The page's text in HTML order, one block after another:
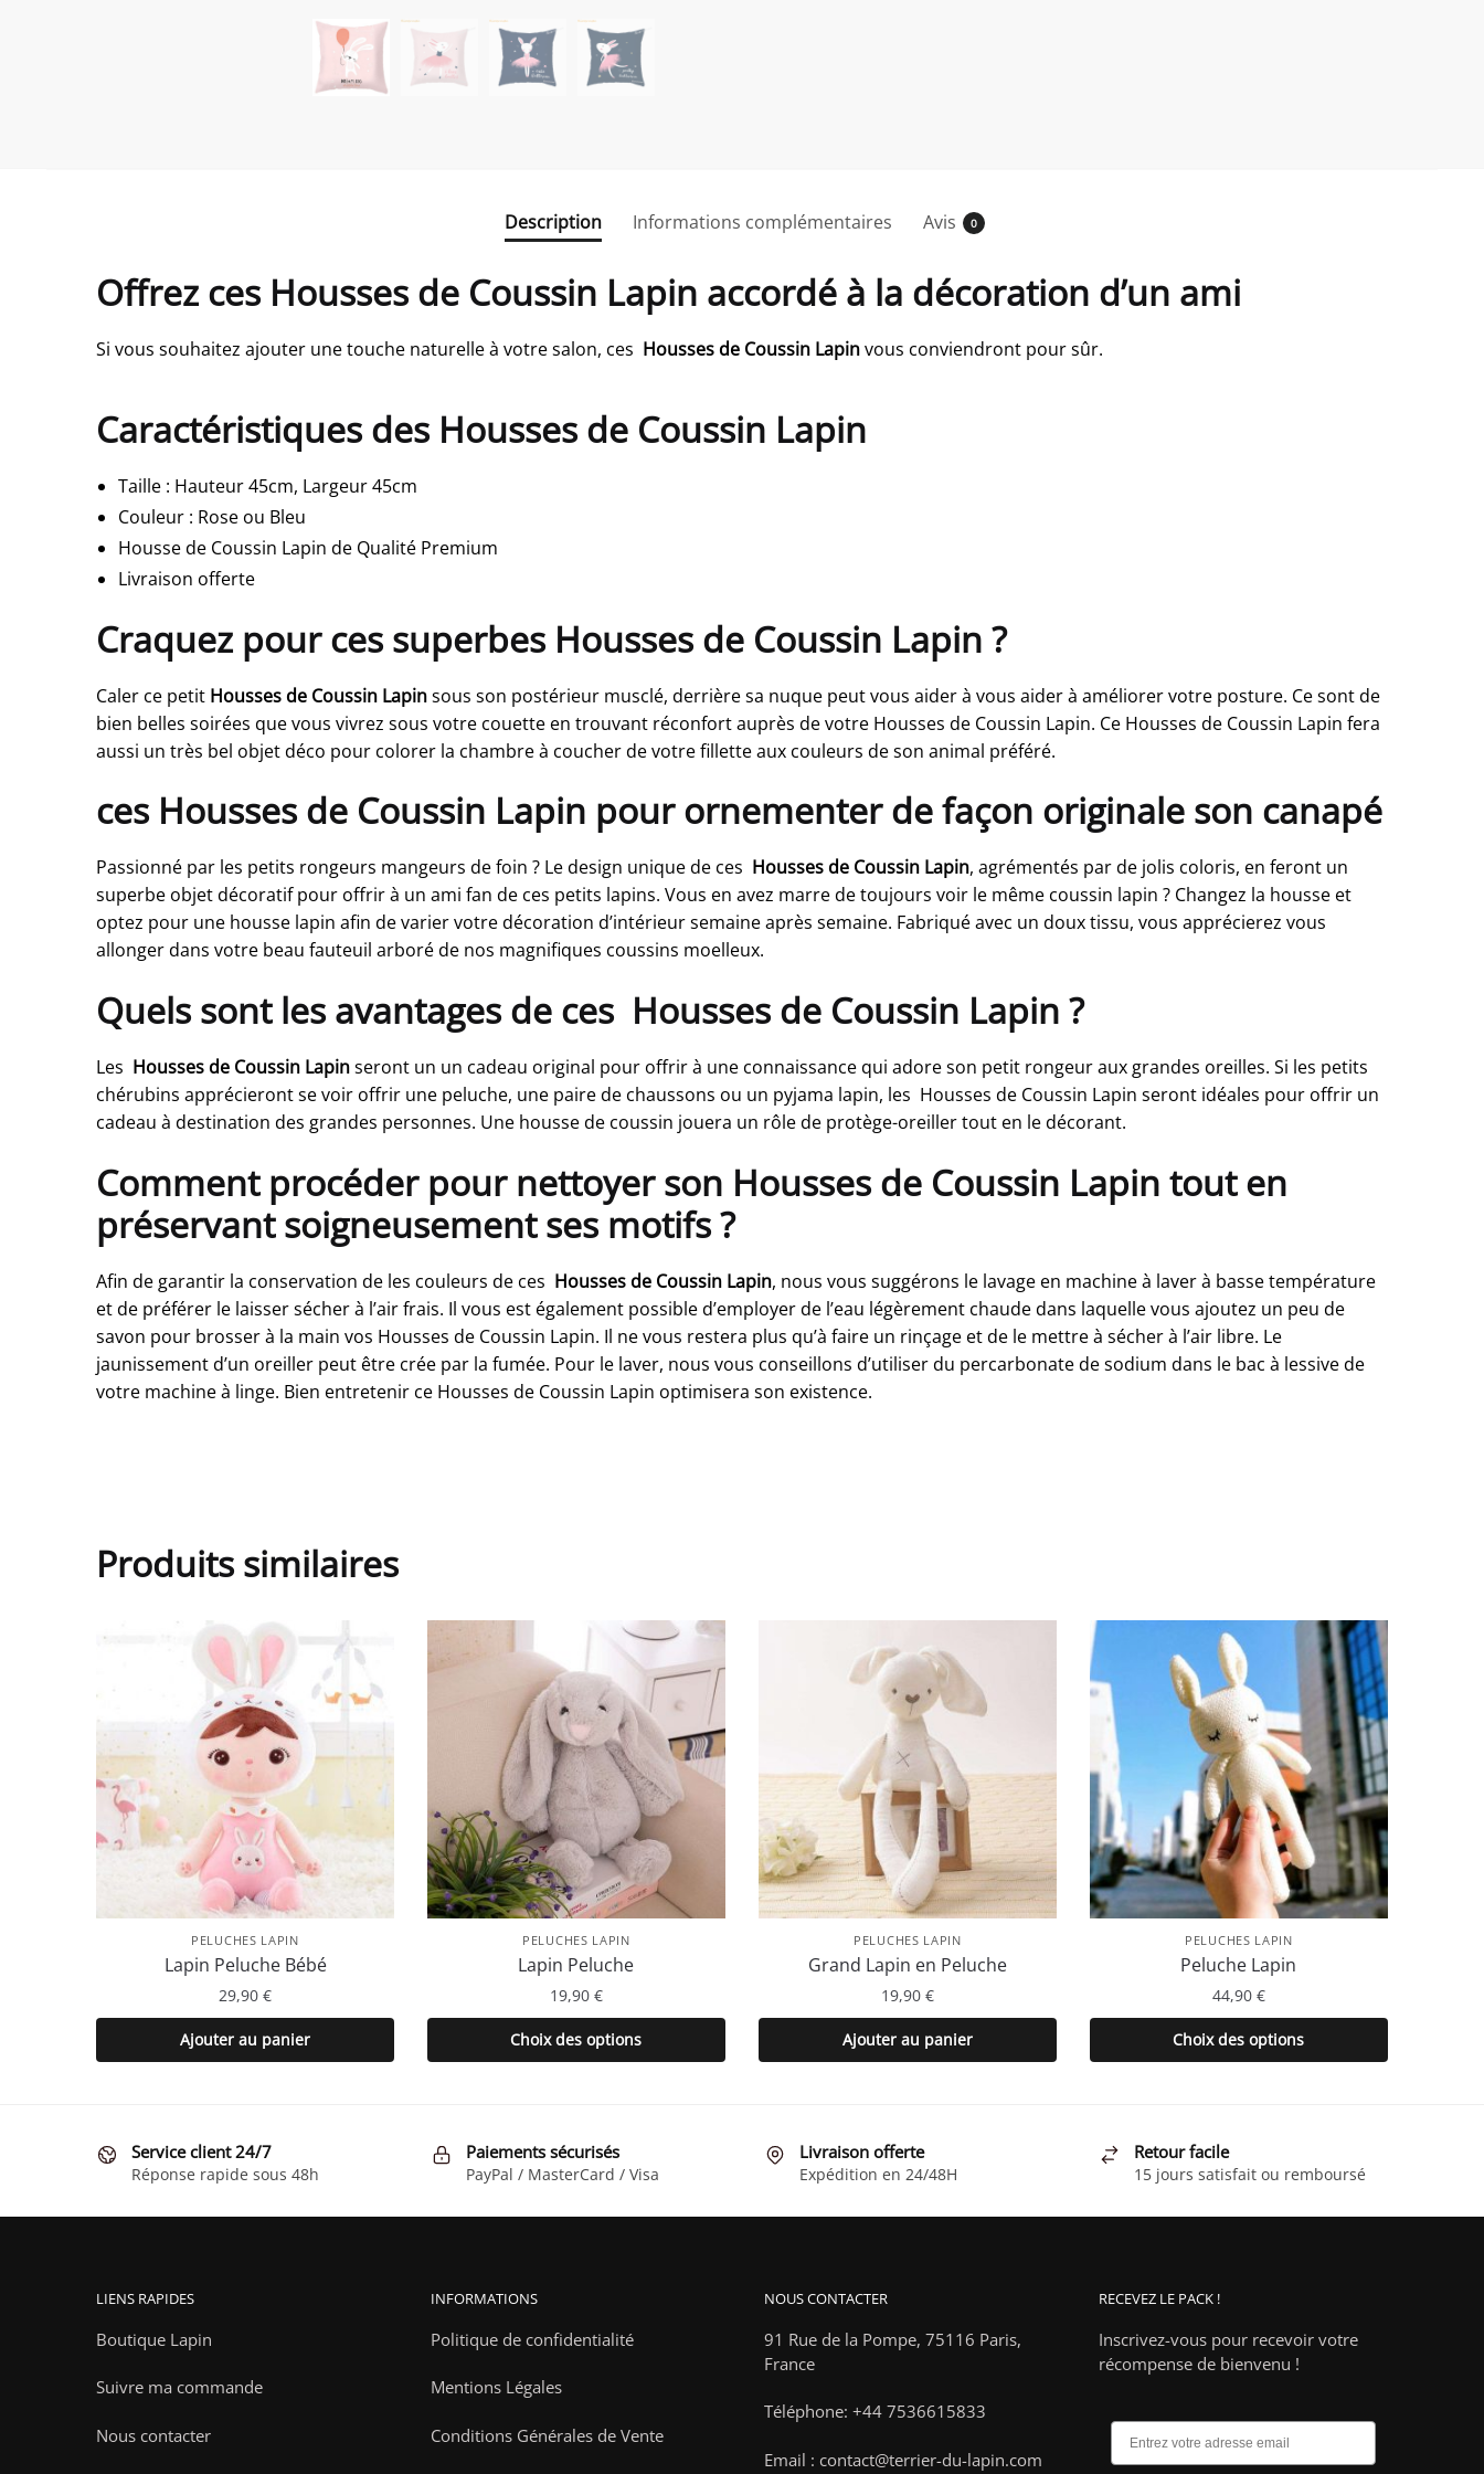
Description Informations complémentaires Avis 0
Offrez ces Housses de Coussin Lapin accordé à la décoration d’un ami
Si vous souhaitez ajouter une touche naturelle à votre salon, ces Housses de Coussin Lapinvous conviendront pour sûr.
Caractéristiques des Housses de Coussin Lapin
Taille : Hauteur 45cm, Largeur 45cm
Couleur : Rose ou Bleu
Housse de Coussin Lapin de Qualité Premium
Livraison offerte
Craquez pour ces superbes Housses de Coussin Lapin ?
Caler ce petit Housses de Coussin Lapinsous son postérieur musclé, derrière sa nuque peut vous aider à vous aider à améliorer votre posture. Ce sont de
bien belles soirées que vous vivrez sous votre couette en trouvant réconfort auprès de votre Housses de Coussin Lapin. Ce Housses de Coussin Lapin fera
aussi un très bel objet déco pour colorer la chambre à coucher de votre fillette aux couleurs de son animal préféré.
ces Housses de Coussin Lapin pour ornementer de façon originale son canapé
Passionné par les petits rongeurs mangeurs de foin ? Le design unique de ces Housses de Coussin Lapin, agrémentés par de jolis coloris, en feront un
superbe objet décoratif pour offrir à un ami fan de ces petits lapins. Vous en avez marre de toujours voir le même coussin lapin ? Changez la housse et
optez pour une housse lapin afin de varier votre décoration d’intérieur semaine après semaine. Fabriqué avec un doux tissu, vous apprécierez vous
allonger dans votre beau fauteuil arboré de nos magnifiques coussins moelleux.
Quels sont les avantages de ces Housses de Coussin Lapin ?
Les Housses de Coussin Lapinseront un un cadeau original pour offrir à une connaissance qui adore son petit rongeur aux grandes oreilles. Si les petits
chérubins apprécieront se voir offrir une peluche, une paire de chaussons ou un pyjama lapin, les Housses de Coussin Lapin seront idéales pour offrir un
cadeau à destination des grandes personnes. Une housse de coussin jouera un rôle de protège-oreiller tout en le décorant.
Comment procéder pour nettoyer son Housses de Coussin Lapin tout en
préservant soigneusement ses motifs ?
Afin de garantir la conservation de les couleurs de ces Housses de Coussin Lapin, nous vous suggérons le lavage en machine à laver à basse température
et de préférer le laisser sécher à l’air frais. Il vous est également possible d’employer de l’eau légèrement chaude dans laquelle vous ajoutez un peu de
savon pour brosser à la main vos Housses de Coussin Lapin. Il ne vous restera plus qu’à faire un rinçage et de le mettre à sécher à l’air libre. Le
jaunissement d’un oreiller peut être crée par la fumée. Pour le laver, nous vous conseillons d’utiliser du percarbonate de sodium dans le bac à lessive de
votre machine à linge. Bien entretenir ce Housses de Coussin Lapin optimisera son existence.
Produits similaires
PELUCHES LAPIN
Lapin Peluche Bébé
29,90 €
Ajouter au panier
PELUCHES LAPIN
Lapin Peluche
19,90 €
Choix des options
Ce
produit
variations.
Les
la
PELUCHES LAPIN
Grand Lapin en Peluche
19,90 €
Ajouter au panier
PELUCHES LAPIN
Peluche Lapin
44,90 €
Choix des options
Ce
produit
Les
la
page
produit
Service client 24/7
Réponse rapide sous 48h
Paiements sécurisés
PayPal / MasterCard / Visa
Livraison offerte
Expédition en 24/48H
Retour facile
15 jours satisfait ou remboursé
LIENS RAPIDES
Boutique Lapin
Suivre ma commande
Nous contacter
INFORMATIONS
Politique de confidentialité
Mentions Légales
Conditions Générales de Vente
NOUS CONTACTER
91 Rue de la Pompe, 75116 Paris,
France
Téléphone: +44 7536615833
Email : contact@terrier-du-lapin.com
RECEVEZ LE PACK !
Inscrivez-vous pour recevoir votre
récompense de bienvenu !